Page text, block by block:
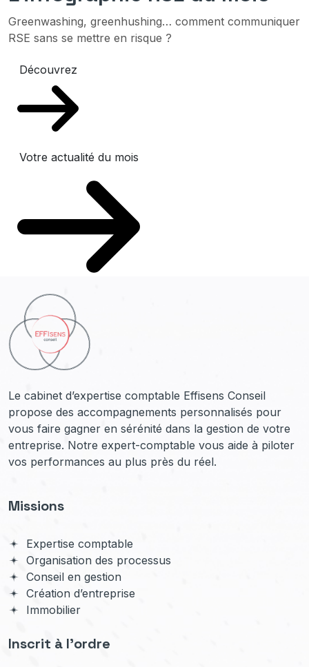
Greenwashing, greenhushing… comment communiquer
RSE sans se mettre en risque ?
Découvrez
Votre actualité du mois
Le cabinet d’expertise comptable Effisens Conseil
propose des accompagnements personnalisés pour
vous faire gagner en sérénité dans la gestion de votre
entreprise. Notre expert-comptable vous aide à piloter
vos performances au plus près du réel.
Missions
Expertise comptable
Organisation des processus
Conseil en gestion
Création d’entreprise
Immobilier
Inscrit à l'ordre